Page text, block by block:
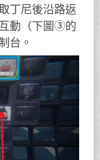
丁尼後沿路返
動（下圖③的
台。